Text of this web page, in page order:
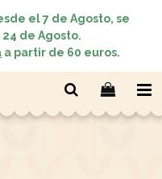
el 7 de Agosto, se
de Agosto.
a partir de 60 euros.